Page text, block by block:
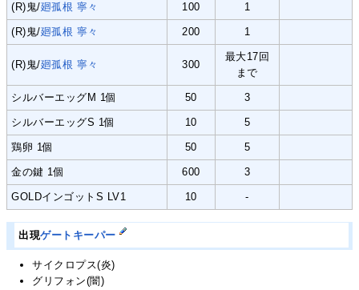
(R)鬼/廻孤根 寧々 100 1
(R)鬼/廻孤根 寧々 200 1
(R)鬼/廻孤根 寧々 300
最大17回
まで
シルバーエッグM 1個 50 3
シルバーエッグS 1個 10 5
鶏卵 1個 50 5
金の鍵 1個 600 3
GOLDインゴットS LV1 10 -
出現ゲートキーパー
サイクロプス(炎)
グリフォン(闇)